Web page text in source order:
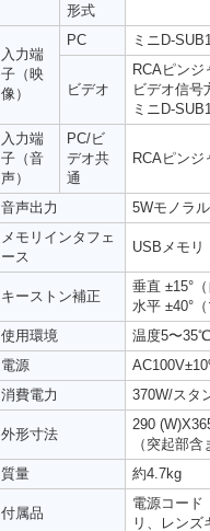
形式
入力端
子（映
像）
PC ミニD-
ビデオ
RCAピンジ
ビデオ信号
ミニD-
入力端
子（音
声）
PC/ビ
デオ共
通
RCAピン
音声出力
5Wモノラ
メモリインタフェ
ース
USBメモリ
キーストン補正
垂直 ±15°
水平 ±40°
使用環境
温度5〜
電源
消費電力
370W/スタ
外形寸法
290
（突起部
質量
約4.7kg
付属品
電源コード
リ、レン